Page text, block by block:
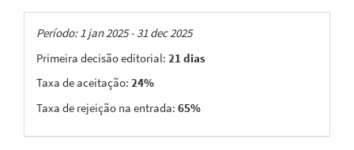
Taxas
Período: 1 jan 2025 - 31 dec 2025
Primeira decisão editorial: 21 dias
Taxa de aceitação: 24%
Taxa de rejeição na entrada: 65%